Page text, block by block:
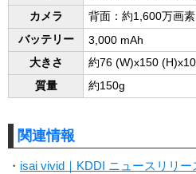
カメラ
背面：約1,600万画
バッテリー
3,000 mAh
大きさ
約76 (W)x150
質量
約150g
関連情報
・ isai vivid｜KDDI ニュースリリー